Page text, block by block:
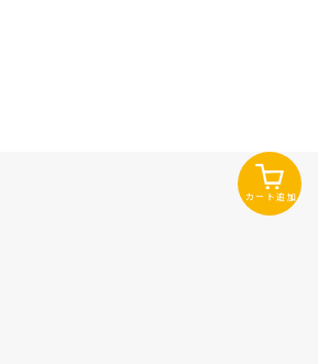
カート追加